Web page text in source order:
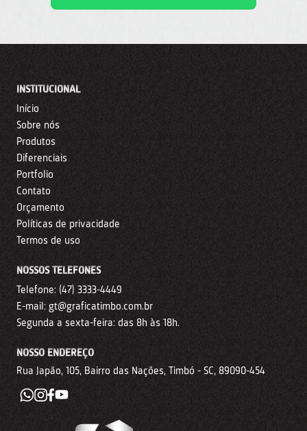
INSTITUCIONAL
Início
Sobre nós
Produtos
Diferenciais
Portfolio
Contato
Orçamento
Políticas de privacidade
Termos de uso
NOSSOS TELEFONES
Telefone: (47) 3333-4449
E-mail: gt@graficatimbo.com.br
Segunda a sexta-feira: das 8h às 18h.
NOSSO ENDEREÇO
Rua Japão, 105, Bairro das Nações, Timbó - SC, 89090-454